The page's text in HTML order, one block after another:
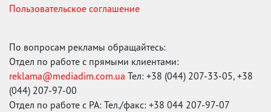
Пользовательское соглашение
По вопросам рекламы обращайтесь:
Отдел по работе с прямыми клиентами:
reklama@mediadim.com.ua Тел: +38 (044) 207-33-05, +38
(044) 207-97-00
Отдел по работе с РА: Тел./факс: +38 044 207-97-07